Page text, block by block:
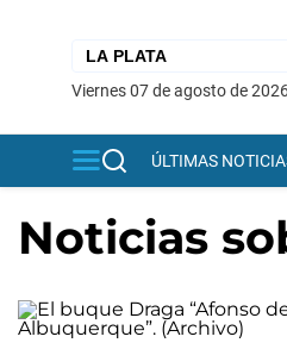
viernes 07 de agosto de
ÚLTIMAS
Noticias